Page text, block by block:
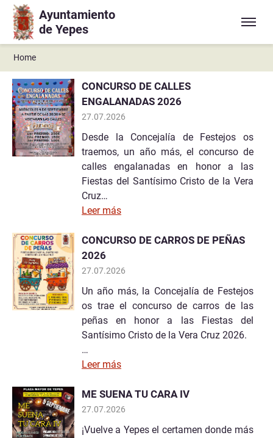
Ir a contenido principal
Ayuntamiento
de Yepes
Home
CONCURSO DE CALLES
ENGALANADAS 2026
27.07.2026
Desde la Concejalía de Festejos os
traemos, un año más, el concurso de
calles engalanadas en honor a las
Fiestas del Santísimo Cristo de la Vera
Cruz…
Leer más
CONCURSO DE CARROS DE PEÑAS
2026
27.07.2026
Un año más, la Concejalía de Festejos
os trae el concurso de carros de las
peñas en honor a las Fiestas del
Santísimo Cristo de la Vera Cruz 2026.
…
Leer más
ME SUENA TU CARA IV
27.07.2026
¡Vuelve a Yepes el certamen donde más